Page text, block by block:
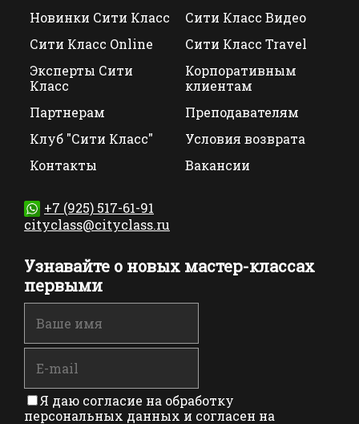
Новинки Сити Класс
Сити Класс Видео
Сити Класс Online
Сити Класс Travel
Эксперты Сити
Класс
Корпоративным
клиентам
Партнерам
Преподавателям
Клуб "Сити Класс"
Условия возврата
Контакты
Вакансии
+7 (925) 517-61-91
cityclass@cityclass.ru
Узнавайте о новых мастер-классах
первыми
Я даю согласие на обработку
персональных данных и согласен на